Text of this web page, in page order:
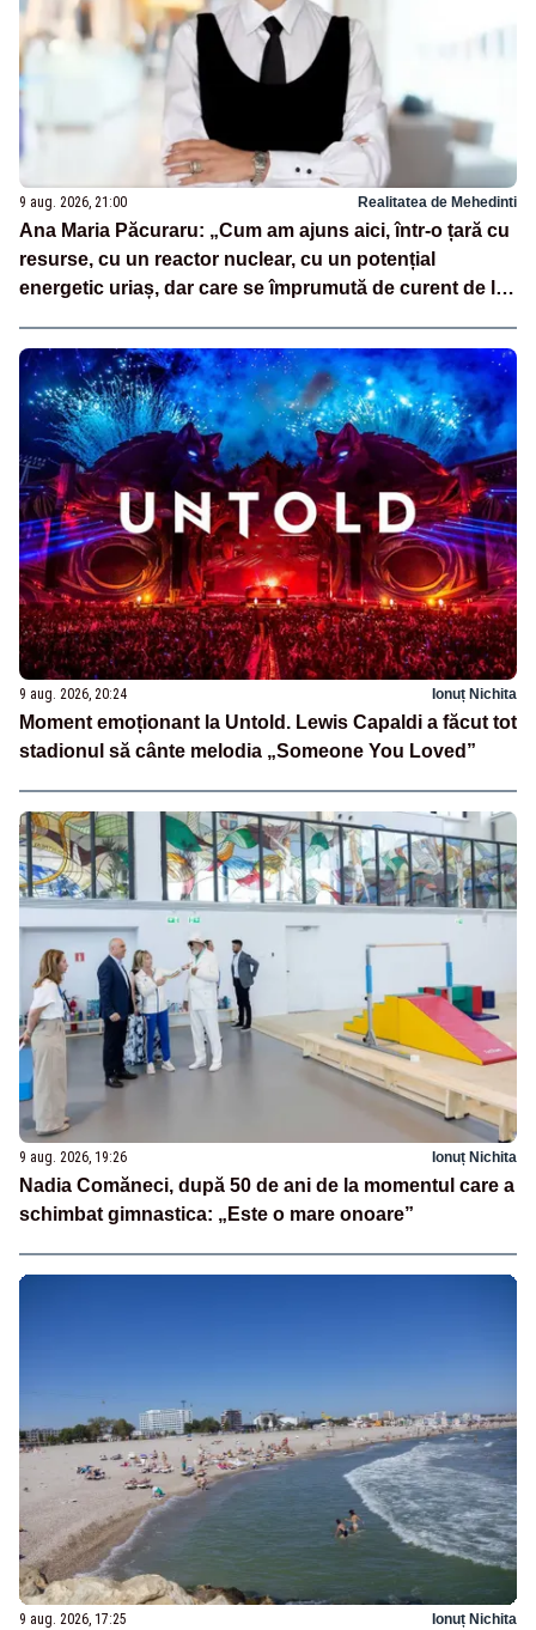
9 aug. 2026, 21:00 Realitatea de Mehedinti
Ana Maria Păcuraru: „Cum am ajuns aici, într-o țară cu
resurse, cu un reactor nuclear, cu un potențial
energetic uriaș, dar care se împrumută de curent de la
9 aug. 2026, 20:24 Ionuț Nichita
Moment emoționant la Untold. Lewis Capaldi a făcut tot
stadionul să cânte melodia „Someone You Loved”
9 aug. 2026, 19:26 Ionuț Nichita
Nadia Comăneci, după 50 de ani de la momentul care a
schimbat gimnastica: „Este o mare onoare”
9 aug. 2026, 17:25 Ionuț Nichita